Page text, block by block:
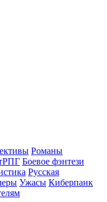
Романы
Боевое фэнтези
Русская
Ужасы Киберпанк